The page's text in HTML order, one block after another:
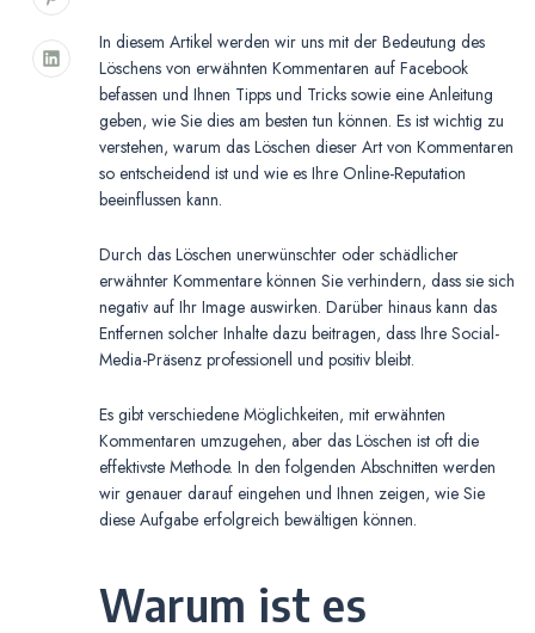
In diesem Artikel werden wir uns mit der Bedeutung des
Löschens von erwähnten Kommentaren auf Facebook
befassen und Ihnen Tipps und Tricks sowie eine Anleitung
geben, wie Sie dies am besten tun können. Es ist wichtig zu
verstehen, warum das Löschen dieser Art von Kommentaren
so entscheidend ist und wie es Ihre Online-Reputation
beeinflussen kann.
Durch das Löschen unerwünschter oder schädlicher
erwähnter Kommentare können Sie verhindern, dass sie sich
negativ auf Ihr Image auswirken. Darüber hinaus kann das
Entfernen solcher Inhalte dazu beitragen, dass Ihre Social-
Media-Präsenz professionell und positiv bleibt.
Es gibt verschiedene Möglichkeiten, mit erwähnten
Kommentaren umzugehen, aber das Löschen ist oft die
effektivste Methode. In den folgenden Abschnitten werden
wir genauer darauf eingehen und Ihnen zeigen, wie Sie
diese Aufgabe erfolgreich bewältigen können.
Warum ist es